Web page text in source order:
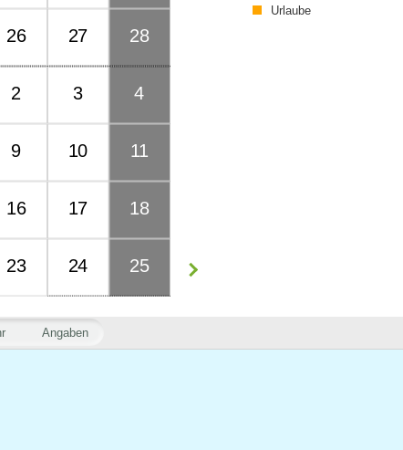
Angaben
26 27 28
2 3 4
9 10 11
16 17 18
23 24 25
Urlaube